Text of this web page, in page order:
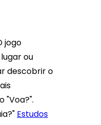
jogo
ou
descobrir o
"Voa?".
Estudos